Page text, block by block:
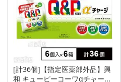
[計36個]【指定医薬部外品】興
和 キューピーコーワαチャー...